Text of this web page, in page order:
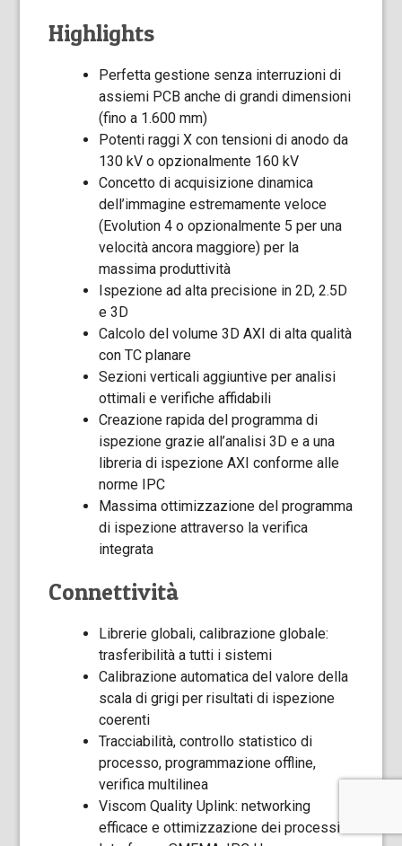
Highlights
Perfetta gestione senza interruzioni di
assiemi PCB anche di grandi dimensioni
(fino a 1.600 mm)
Potenti raggi X con tensioni di anodo da
130 kV o opzionalmente 160 kV
Concetto di acquisizione dinamica
dell’immagine estremamente veloce
(Evolution 4 o opzionalmente 5 per una
velocità ancora maggiore) per la
massima produttività
Ispezione ad alta precisione in 2D, 2.5D
e 3D
Calcolo del volume 3D AXI di alta qualità
con TC planare
Sezioni verticali aggiuntive per analisi
ottimali e verifiche affidabili
Creazione rapida del programma di
ispezione grazie all’analisi 3D e a una
libreria di ispezione AXI conforme alle
norme IPC
Massima ottimizzazione del programma
di ispezione attraverso la verifica
integrata
Connettività
Librerie globali, calibrazione globale:
trasferibilità a tutti i sistemi
Calibrazione automatica del valore della
scala di grigi per risultati di ispezione
coerenti
Tracciabilità, controllo statistico di
processo, programmazione offline,
verifica multilinea
Viscom Quality Uplink: networking
efficace e ottimizzazione dei processi